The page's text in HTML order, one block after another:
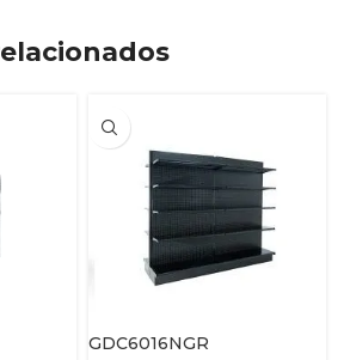
GDC6016NGR